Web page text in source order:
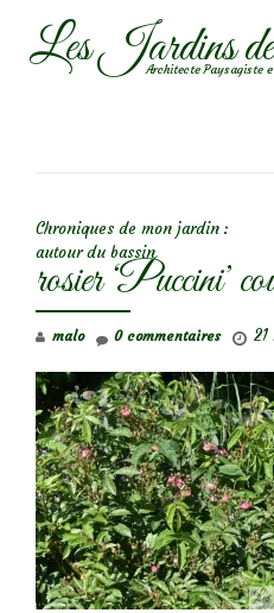
AllerLes Jardins
Architecte Paysagiste
Chroniques de mon jardin :
autour du bassin
rosier ‘Puccini’
malo 0 commentaires